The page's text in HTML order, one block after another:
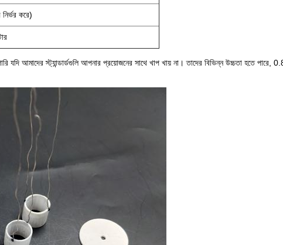
করে)
আমাদের স্ট্যান্ডার্ডগুলি আপনার প্রয়োজনের সাথে খাপ খায় না। তাদের বিভিন্ন উচ্চতা হতে